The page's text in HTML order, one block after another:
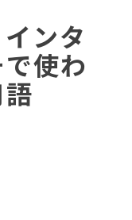
ンタ
使わ